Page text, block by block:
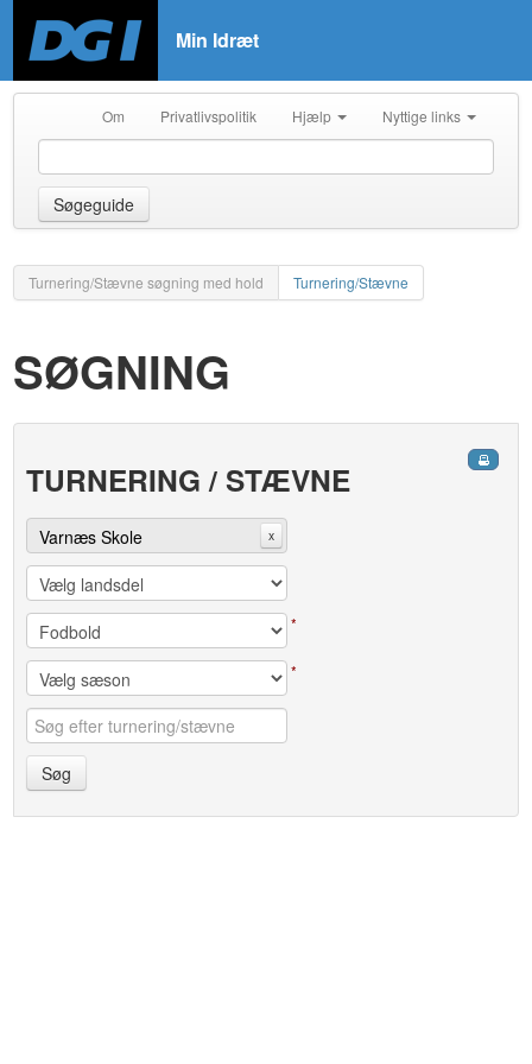
Min Idræt
Om Privatlivspolitik Hjælp Nyttige links
Søgeguide
Turnering/Stævne søgning med hold Turnering/Stævne
SØGNING
TURNERING / STÆVNE
Varnæs Skole x
*
*